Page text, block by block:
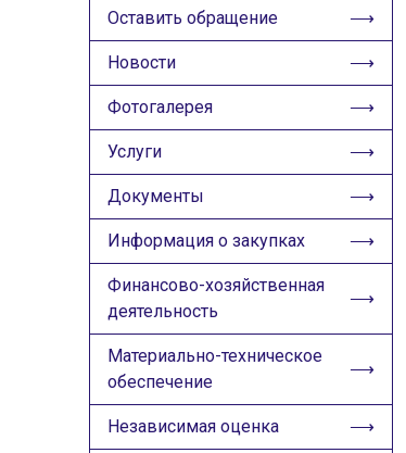
ИЗОБРАЖЕНИЯ
🔊 Включить озвучивание
Настройки по умолчанию
Настройки по умолчанию
Оставить обращение
Новости
Фотогалерея
Услуги
Документы
Информация о закупках
Финансово-хозяйственная
деятельность
Материально-техническое
обеспечение
Независимая оценка